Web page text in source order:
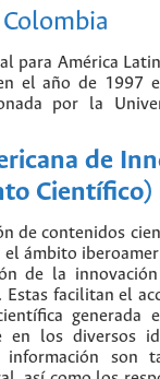
para América
el año de 1997
por la
de
Científico)
de contenidos
ámbito
de la
facilitan el
generada
en los diversos
son